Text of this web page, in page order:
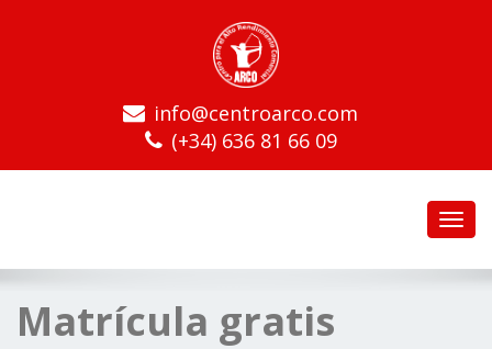
info@centroarco.com
(+34) 636 81 66 09
Matrícula gratis